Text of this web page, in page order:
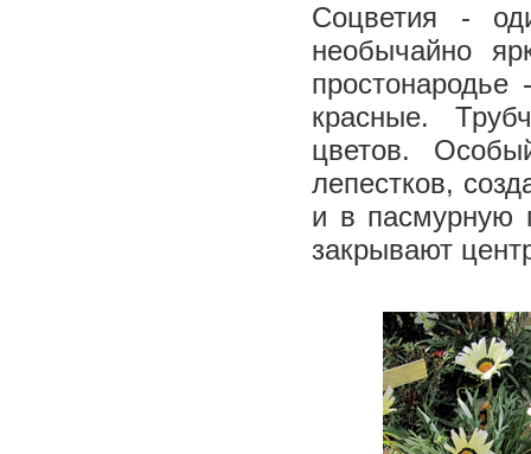
Соцветия -
необычайно
красные.
цветов.
лепестков,
и в пасмурную
закрывают